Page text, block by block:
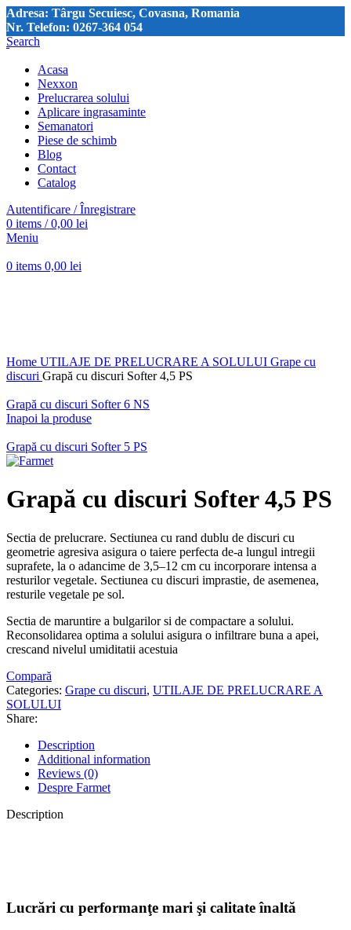
Adresa: Târgu Secuiesc, Covasna, Romania
Nr. Telefon: 0267-364 054
Search
Acasa
Nexxon
Prelucrarea solului
Aplicare ingrasaminte
Semanatori
Piese de schimb
Blog
Contact
Catalog
Autentificare / Înregistrare
0 items / 0,00 lei
Meniu
0 items 0,00 lei
Click pentru a mări imaginea
Home UTILAJE DE PRELUCRARE A SOLULUI Grape cu
discuri Grapă cu discuri Softer 4,5 PS
Grapă cu discuri Softer 6 NS
Inapoi la produse
Grapă cu discuri Softer 5 PS
Grapă cu discuri Softer 4,5 PS
Sectia de prelucrare. Sectiunea cu rand dublu de discuri cu
geometrie agresiva asigura o taiere perfecta de-a lungul intregii
suprafete, la o adancime de 3,5–12 cm cu incorporare intensa a
resturilor vegetale. Sectiunea cu discuri imprastie, de asemenea,
resturile vegetale pe sol.
Sectia de maruntire a bulgarilor si de compactare a solului.
Reconsolidarea optima a solului asigura o infiltrare buna a apei,
crescand nivelul umiditatii acestuia
Compară
Categories: Grape cu discuri, UTILAJE DE PRELUCRARE A
SOLULUI
Share:
Description
Additional information
Reviews (0)
Despre Farmet
Description
Lucrări cu performanţe mari şi calitate înaltă